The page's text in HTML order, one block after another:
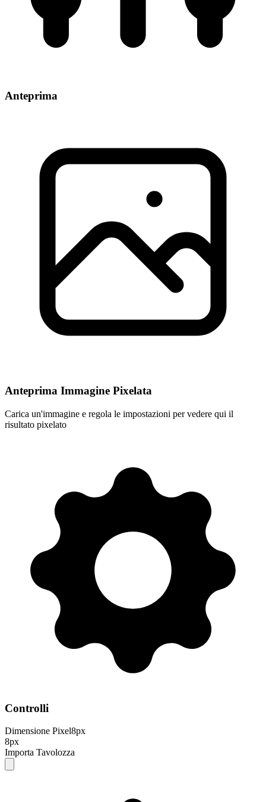
Anteprima
Anteprima Immagine Pixelata
Carica un'immagine e regola le impostazioni per vedere qui il
risultato pixelato
Controlli
Dimensione Pixel8px
8px
Importa Tavolozza